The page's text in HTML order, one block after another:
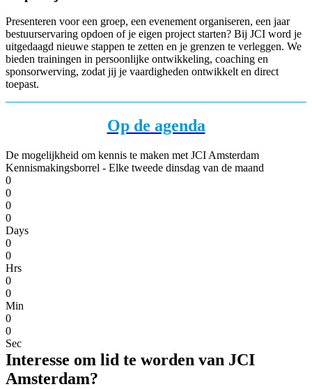
Presenteren voor een groep, een evenement organiseren, een jaar
bestuurservaring opdoen of je eigen project starten? Bij JCI word je
uitgedaagd nieuwe stappen te zetten en je grenzen te verleggen. We
bieden trainingen in persoonlijke ontwikkeling, coaching en
sponsorwerving, zodat jij je vaardigheden ontwikkelt en direct
toepast.
Op de agenda
De mogelijkheid om kennis te maken met JCI Amsterdam
Kennismakingsborrel - Elke tweede dinsdag van de maand
0
0
0
0
Days
0
0
Hrs
0
0
Min
0
0
Sec
Interesse om lid te worden van JCI
Amsterdam?